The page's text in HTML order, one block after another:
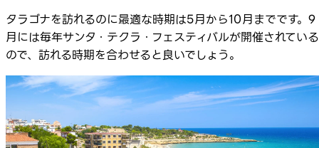
タラゴナを訪れるのに最適な時期は5月から10月までです。9
月には毎年サンタ・テクラ・フェスティバルが開催されている
ので、訪れる時期を合わせると良いでしょう。